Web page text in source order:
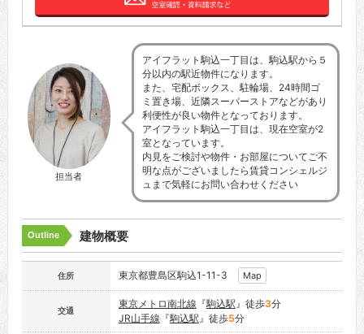
担当者
アイフラット駒込一丁目は、駒込駅から５
分以内の駅近物件になります。
また、宅配ボックス、駐輪場、24時間ゴ
ミ置き場、近隣スーパーストアなどがあり
利便性が良い物件となっております。
アイフラット駒込一丁目は、現在空室が2
室となっています。
内見をご検討や物件・お部屋についてご不
明な点がございましたら賃貸コンシェルジ
ュまで気軽にお問い合わせください
Outline 建物概要
住所 東京都豊島区駒込1-11-3 Map
交通
東京メトロ南北線 『駒込駅』徒歩3分
JR山手線 『駒込駅』徒歩5分